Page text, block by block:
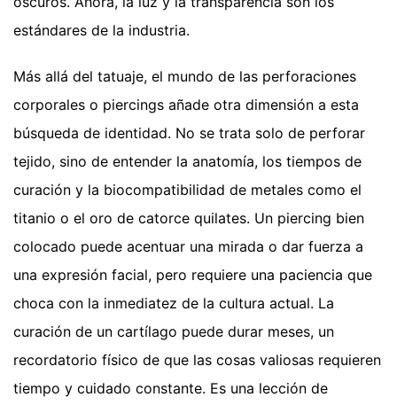
estándares de la industria.
Más allá del tatuaje, el mundo de las perforaciones
corporales o piercings añade otra dimensión a esta
búsqueda de identidad. No se trata solo de perforar
tejido, sino de entender la anatomía, los tiempos de
curación y la biocompatibilidad de metales como el
titanio o el oro de catorce quilates. Un piercing bien
colocado puede acentuar una mirada o dar fuerza a
una expresión facial, pero requiere una paciencia que
choca con la inmediatez de la cultura actual. La
curación de un cartílago puede durar meses, un
recordatorio físico de que las cosas valiosas requieren
tiempo y cuidado constante. Es una lección de